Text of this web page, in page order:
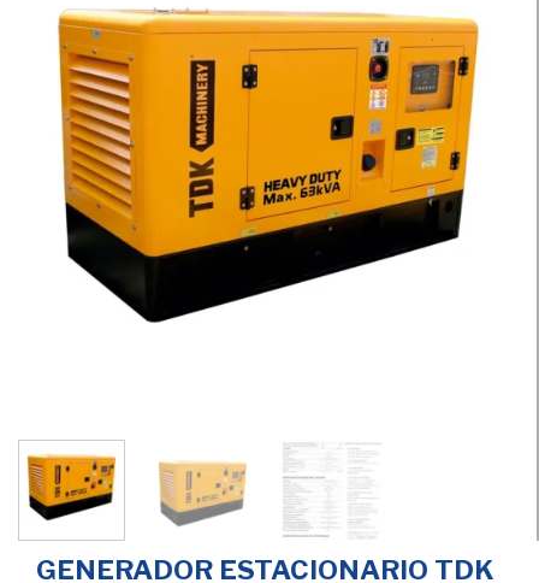
Añadir
a la
Lista
de
deseos
GENERADOR ESTACIONARIO TDK